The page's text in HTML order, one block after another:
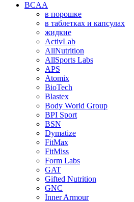
BCAA
в порошке
в таблетках и капсулах
жидкие
ActivLab
AllNutrition
AllSports Labs
APS
Atomix
BioTech
Blastex
Body World Group
BPI Sport
BSN
Dymatize
FitMax
FitMiss
Form Labs
GAT
Gifted Nutrition
GNC
Inner Armour